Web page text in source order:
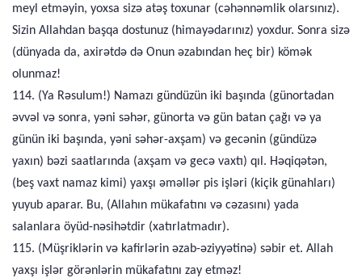
meyl etməyin, yoxsa sizə atəş toxunar (cəhənnəmlik olarsınız).
Sizin Allahdan başqa dostunuz (himayədarınız) yoxdur. Sonra sizə
(dünyada da, axirətdə də Onun əzabından heç bir) kömək
olunmaz!
114. (Ya Rəsulum!) Namazı gündüzün iki başında (günortadan
əvvəl və sonra, yəni səhər, günorta və gün batan çağı və ya
günün iki başında, yəni səhər-axşam) və gecənin (gündüzə
yaxın) bəzi saatlarında (axşam və gecə vaxtı) qıl. Həqiqətən,
(beş vaxt namaz kimi) yaxşı əməllər pis işləri (kiçik günahları)
yuyub aparar. Bu, (Allahın mükafatını və cəzasını) yada
salanlara öyüd-nəsihətdir (xatırlatmadır).
115. (Müşriklərin və kafirlərin əzab-əziyyətinə) səbir et. Allah
yaxşı işlər görənlərin mükafatını zay etməz!